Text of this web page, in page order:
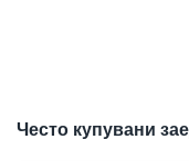
Често купувани